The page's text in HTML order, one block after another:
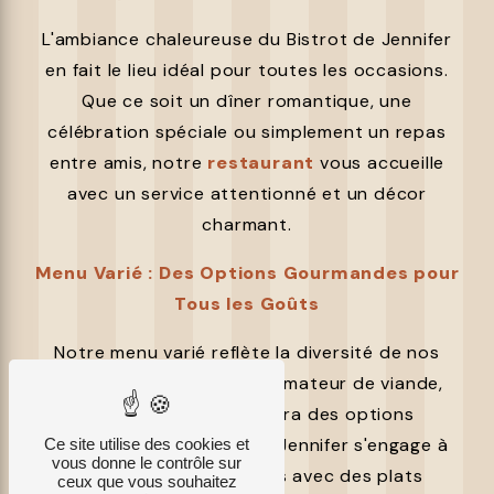
L'ambiance chaleureuse du Bistrot de Jennifer
en fait le lieu idéal pour toutes les occasions.
Que ce soit un dîner romantique, une
célébration spéciale ou simplement un repas
entre amis, notre restaurant vous accueille
avec un service attentionné et un décor
charmant.
Menu Varié : Des Options Gourmandes pour
Tous les Goûts
Notre menu varié reflète la diversité de nos
clients. Du végétarien à l'amateur de viande,
chaque convive trouvera des options
alléchantes. Le Bistrot de Jennifer s'engage à
satisfaire tous les palais avec des plats
Ce site utilise des cookies et
vous donne le contrôle sur
ceux que vous souhaitez